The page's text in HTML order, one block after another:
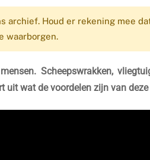
archief. Houd er rekening mee
waarborgen.
Scheepswrakken,
uit wat de voordelen zijn van